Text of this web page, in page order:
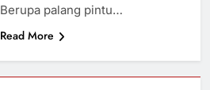
Berupa palang pintu…
Read More